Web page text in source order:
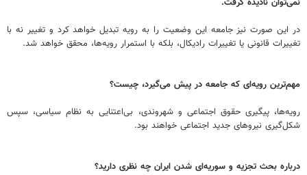
در این صورت نیز جامعه این وضعیت را به رویه تبدیل خواهد کرد و تغییر نه با
تغییرات قانونی یا تغییرات رادیکال، بلکه با استمرار رویه‌ها، محقق خواهد شد.
مهم‌ترین رویه‌ای که جامعه در پیش می‌گیرد، چیست؟
رویه‌ها، پیگیری حقوق اجتماعی و شهروندی، بی‌اعتنایی به نظام سیاسی، سپس
شکل‌گیری نیروهای جدید اجتماعی خواهند بود.
درباره بحث تجزیه و سوریه‌ای شدن ایران چه نظری دارید؟